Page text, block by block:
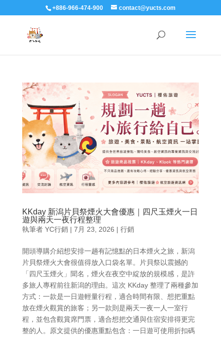
+886-966-474-900 contact@yucts.com
KKday 新潟片貝祭煙火大會優惠｜四尺玉煙火一日
遊與兩天一夜行程整理
執筆者 YC行銷| 7月 23, 2026 | 行銷
開頭導購介紹想安排一趟有記憶點的日本煙火之旅，新潟
片貝祭煙火大會很值得放入口袋名單。片貝祭以震撼的
「四尺玉煙火」聞名，煙火在夜空中綻放的規模感，是許
多旅人專程前往新潟的理由。這次 KKday 整理了兩種參加
方式：一款是一日遊輕量行程，適合時間有限、想把重點
放在煙火觀賞的旅客；另一款則是兩天一夜一人一室行
程，並包含觀賞席門票，適合想把交通與住宿安排得更完
整的人。原文提供的優惠重點包含：一日遊可使用折扣碼